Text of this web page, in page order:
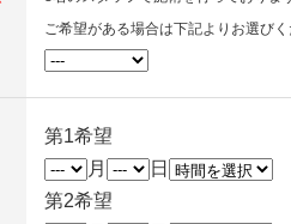
ご希望がある場合は下記よりお選びく
第1希望
月
日
第2希望